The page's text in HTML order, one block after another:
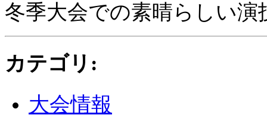
冬季大会での素晴らしい
カテゴリ :
大会情報